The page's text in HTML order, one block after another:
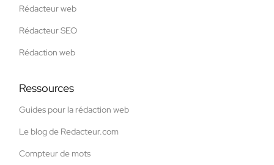
Rédacteur web
Rédacteur SEO
Rédaction web
Ressources
Guides pour la rédaction web
Le blog de Redacteur.com
Compteur de mots